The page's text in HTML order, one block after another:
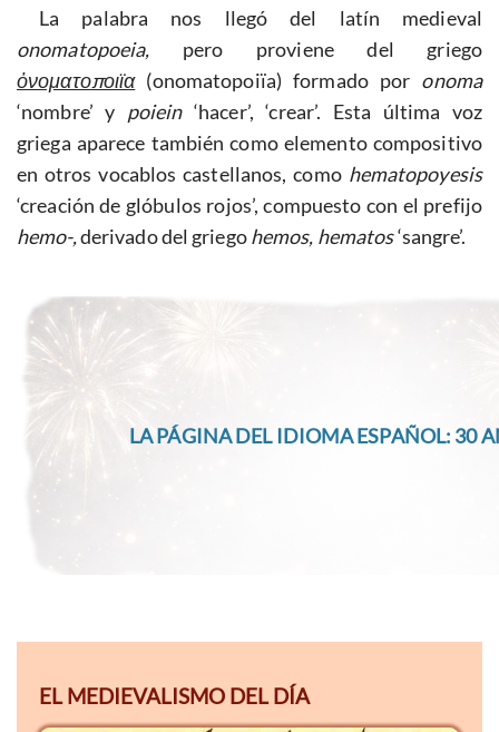
La palabra nos llegó del latín medieval
onomatopoeia, pero proviene del griego
ὀνοματοποιϊα (onomatopoiïa) formado por onoma
‘nombre’ y poiein‘hacer’, ‘crear’. Esta última voz
griega aparece también como elemento compositivo
en otros vocablos castellanos, como hematopoyesis
‘creación de glóbulos rojos’, compuesto con el prefijo
hemo-,derivado del griegohemos, hematos‘sangre’.
LA PÁGINA DEL IDIOMA ESPAÑOL: 30
EL MEDIEVALISMO DEL DÍA